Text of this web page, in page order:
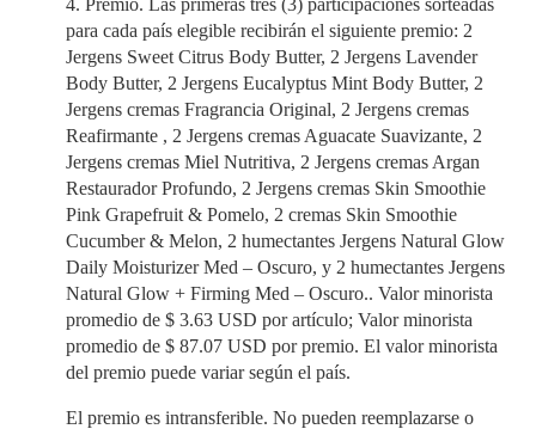
4. Premio. Las primeras tres (3) participaciones sorteadas
para cada país elegible recibirán el siguiente premio: 2
Jergens Sweet Citrus Body Butter, 2 Jergens Lavender
Body Butter, 2 Jergens Eucalyptus Mint Body Butter, 2
Jergens cremas Fragrancia Original, 2 Jergens cremas
Reafirmante , 2 Jergens cremas Aguacate Suavizante, 2
Jergens cremas Miel Nutritiva, 2 Jergens cremas Argan
Restaurador Profundo, 2 Jergens cremas Skin Smoothie
Pink Grapefruit & Pomelo, 2 cremas Skin Smoothie
Cucumber & Melon, 2 humectantes Jergens Natural Glow
Daily Moisturizer Med – Oscuro, y 2 humectantes Jergens
Natural Glow + Firming Med – Oscuro.. Valor minorista
promedio de $ 3.63 USD por artículo; Valor minorista
promedio de $ 87.07 USD por premio. El valor minorista
del premio puede variar según el país.
El premio es intransferible. No pueden reemplazarse o